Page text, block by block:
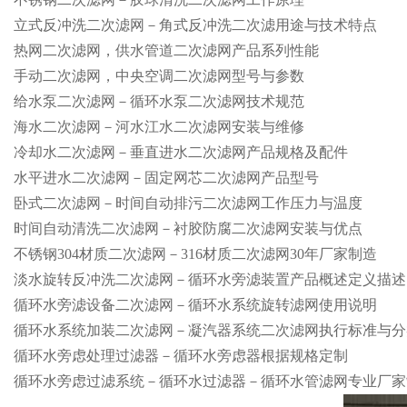
立式反冲洗二次滤网－角式反冲洗二次滤用途与技术特点
热网二次滤网，供水管道二次滤网产品系列性能
手动二次滤网，中央空调二次滤网型号与参数
给水泵二次滤网－循环水泵二次滤网技术规范
海水二次滤网－河水江水二次滤网安装与维修
冷却水二次滤网－垂直进水二次滤网产品规格及配件
水平进水二次滤网－固定网芯二次滤网产品型号
卧式二次滤网－时间自动排污二次滤网工作压力与温度
时间自动清洗二次滤网－衬胶防腐二次滤网安装与优点
不锈钢304材质二次滤网－316材质二次滤网30年厂家制造
淡水旋转反冲洗二次滤网－循环水旁滤装置产品概述定义描述
循环水旁滤设备二次滤网－循环水系统旋转滤网使用说明
循环水系统加装二次滤网－凝汽器系统二次滤网执行标准与
循环水旁虑处理过滤器－循环水旁虑器根据规格定制
循环水旁虑过滤系统－循环水过滤器－循环水管滤网专业厂